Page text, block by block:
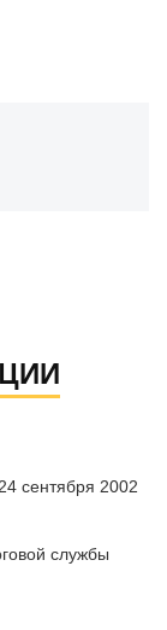
сентября 2002
службы